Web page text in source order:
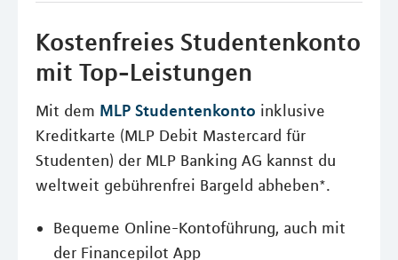
Kostenfreies Studentenkonto
mit Top-Leistungen
Mit dem MLP Studentenkonto inklusive
Kreditkarte (MLP Debit Mastercard für
Studenten) der MLP Banking AG kannst du
weltweit gebührenfrei Bargeld abheben*.
Bequeme Online-Kontoführung, auch mit
der Financepilot App